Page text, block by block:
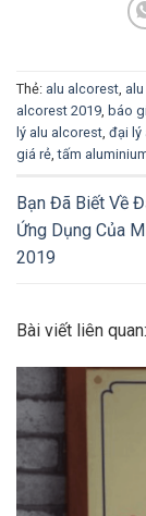
Thẻ: alu alcorest
alcorest 2019 báo
lý alu alcorest đại lý
giá rẻ ,tấm
Bạn Đã Biết Về
Ứng Dụng Của
2019
Bài viết liên quan: